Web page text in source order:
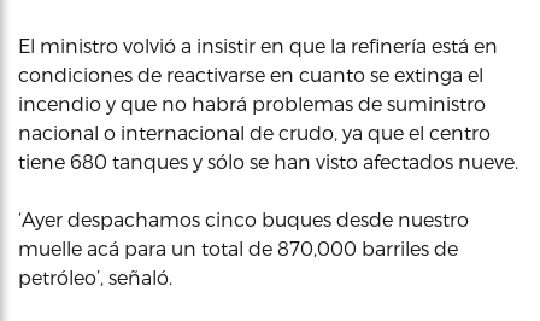
El ministro volvió a insistir en que la refinería está en
condiciones de reactivarse en cuanto se extinga el
incendio y que no habrá problemas de suministro
nacional o internacional de crudo, ya que el centro
tiene 680 tanques y sólo se han visto afectados nueve.
‘Ayer despachamos cinco buques desde nuestro
muelle acá para un total de 870,000 barriles de
petróleo’, señaló.